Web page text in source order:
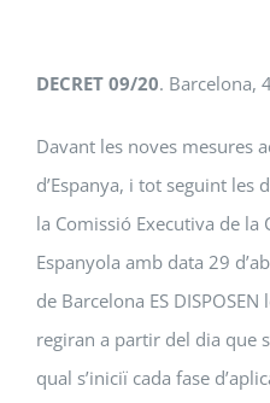
DECRET 09/20. Barcelona,
Davant les noves mesures
d’Espanya, i tot seguint les
la Comissió Executiva de la
Espanyola amb data 29
de Barcelona ES
regiran a partir del dia que
qual s’iniciï cada fase